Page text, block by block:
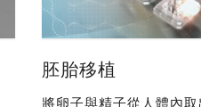
胚胎移植
將卵子與精子從人體內取